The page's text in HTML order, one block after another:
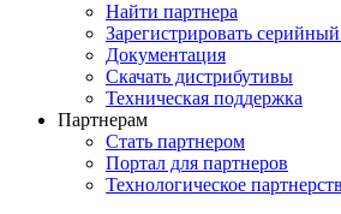
Найти партнера
Зарегистрировать
Документация
Скачать дистрибутивы
Техническая поддержка
Партнерам
Стать партнером
Портал для партнеров
Технологическое